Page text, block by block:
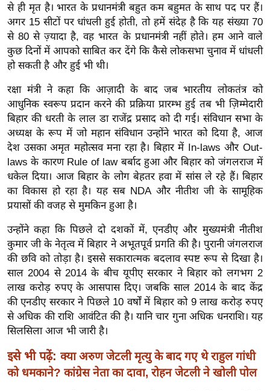
त
ऑ
टो
व
न्यू
ज
ब्री
फ
म
नो
रं
ज
न
ज
ग
त
बॉ
ली
वु
ड
हॉ
ली
से ही मृत है। भारत के प्रधानमंत्री बहुत कम बहुमत के साथ पद पर हैं।
अगर 15 सीटों पर धांधली हुई होती, तो हमें संदेह है कि यह संख्या 70
से 80 से ज़्यादा है, वह भारत के प्रधानमंत्री नहीं होते। हम आने वाले
कुछ दिनों में आपको साबित कर देंगे कि कैसे लोकसभा चुनाव में धांधली
हो सकती है और हुई भी थी।
रक्षा मंत्री ने कहा कि आज़ादी के बाद जब भारतीय लोकतंत्र को
आधुनिक स्वरूप प्रदान करने की प्रक्रिया प्रारम्भ हुई तब भी ज़िम्मेदारी
बिहार की धरती के लाल डा राजेंद्र प्रसाद को दी गई। संविधान सभा के
अध्यक्ष के रूप में जो महान संविधान उन्होंने भारत को दिया है, आज
देश उसका अमृत महोत्सव मना रहा है। बिहार में In-laws और Out-
laws के कारण Rule of law बर्बाद हुआ और बिहार को जंगलराज में
धकेल दिया। आज बिहार के लोग बेहतर हवा में सांस ले रहे हैं। बिहार
का विकास हो रहा है। यह सब NDA और नीतीश जी के सामूहिक
प्रयासों की वजह से मुमकिन हुआ है।
उन्होंने कहा कि पिछले दो दशकों में, एनडीए और मुख्यमंत्री नीतीश
कुमार जी के नेतृत्व में बिहार ने अभूतपूर्व प्रगति की है। पुरानी जंगलराज
की छवि को तोड़ा है। इससे सकारात्मक बदलाव स्पष्ट रूप से दिखा है।
साल 2004 से 2014 के बीच यूपीए सरकार ने बिहार को लगभग 2
लाख करोड़ रुपए के आसपास दिए। जबकि साल 2014 के बाद केंद्र
की एनडीए सरकार ने पिछले 10 वर्षों में बिहार को 9 लाख करोड़ रुपए
से अधिक की राशि आवंटित की है। यानि चार गुना अधिक धनराशि। यह
सिलसिला आज भी जारी है।
इसे भी पढ़ें: क्‍या अरुण जेटली मृत्‍यु के बाद गए थे राहुल गांधी
को धमकाने? कांग्रेस नेता का दावा, रोहन जेटली ने खोली पोल